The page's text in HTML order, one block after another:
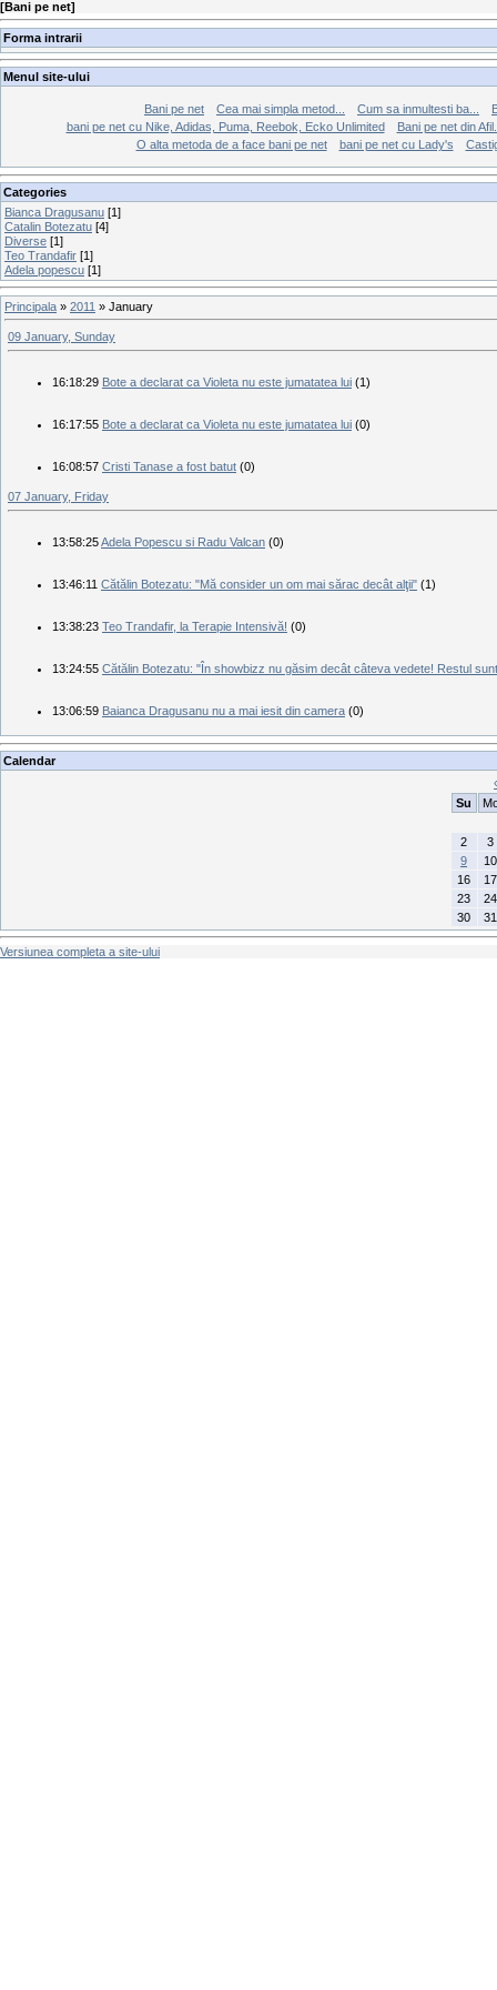
[Bani pe net]
Forma intrarii
Menul site-ului
Bani pe net Cea mai simpla metod... Cum sa inmultesti ba...
bani pe net cu Nike, Adidas, Puma, Reebok, Ecko Unlimited
Bani pe net din
O alta metoda de a face bani pe net
bani pe net cu Lady's
Categories
Bianca Dragusanu [1]
Catalin Botezatu [4]
Diverse [1]
Teo Trandafir [1]
Adela popescu [1]
Principala » 2011 » January
09 January, Sunday
16:18:29 Bote a declarat ca Violeta nu este jumatatea lui (1)
16:17:55 Bote a declarat ca Violeta nu este jumatatea lui (0)
16:08:57 Cristi Tanase a fost batut (0)
07 January, Friday
13:58:25Adela Popescu si Radu Valcan (0)
13:46:11 Cătălin Botezatu: "Mă consider un om mai sărac decât alţii" (1)
13:38:23 Teo Trandafir, la Terapie Intensivă! (0)
13:24:55 Cătălin Botezatu: "În showbizz nu găsim decât câteva vedete! Restul
13:06:59 Baianca Dragusanu nu a mai iesit din camera (0)
Calendar
Su
2
3
9
10
16
17
23
24
30
31
Versiunea completa a site-ului